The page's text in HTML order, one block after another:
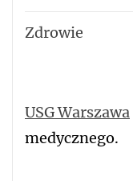
Zdrowie
USG Warszawa
medycznego.